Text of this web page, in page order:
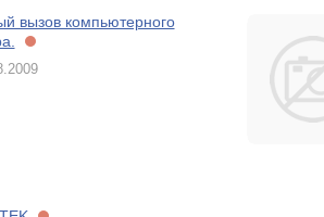
вызов компьютерного